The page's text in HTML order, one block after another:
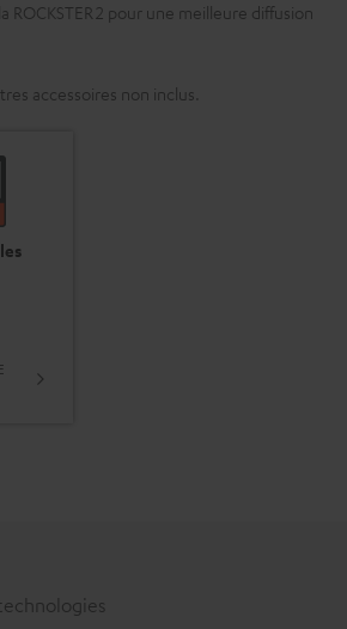
ROCKSTER 2 pour une meilleure diffusion
accessoires non inclus.